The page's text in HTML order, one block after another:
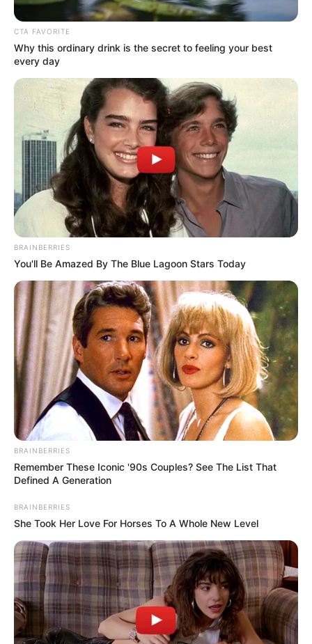
ideje lenne fodrászt
váltania
A hajvágás vagy festés sokak számára nagyon
kényes téma. Elővigyázatosak vagyunk vele, és
igyekszünk nem elkapkodni semmit. Aztán persze
vannak emberek, akik látszólag szeretnek
kísérletezni, mind a fodrászok, mind pedig a
frizurák terén. A Reddit felhasználók pedig
elkezdték összegyűjteni azokat az embereket,
akiknek a frizurái a leginkább meglepték őket. Mi
most ezek közül válogattunk és hoztuk el nektek a
20 legkülönlegesebb hajkoronát, akinek a
tulajdonosának mindenképpen el kellene
gondolkoznia egy esetleges fodrászváltáson.
1 – ,,Szeretném, ha úgy néznék ki, mint egy tál.”
– ,,Ne is mondj többet!”